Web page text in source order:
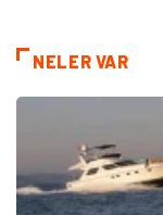
NELER VAR